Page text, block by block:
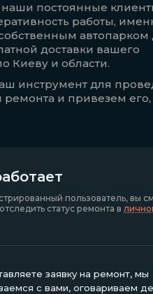
постоянные
работы,
автопарком
доставки вашего
Киеву и области.
инструмент для
ремонта и привезем его,
пользователь, вы
статус ремонта в
заявку на ремонт, мы
с вами, оговариваем